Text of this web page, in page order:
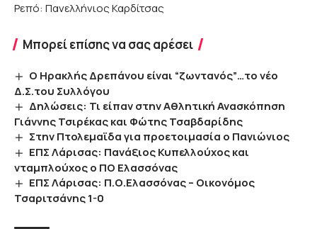
Ρεπό: Πανελλήνιος Καρδίτσας
Μπορεί επίσης να σας αρέσει
Ο Ηρακλής Δρεπάνου είναι “ζωντανός”…το νέο
Δ.Σ.του Συλλόγου
Δηλώσεις: Τι είπαν στην Αθλητική Ανασκόπηση
Γιάννης Τσιρέκας και Φώτης Τσαβδαρίδης
Στην Πτολεμαϊδα για προετοιμασία ο Πανιώνιος
ΕΠΣ Λάρισας: Πανάξιος Κυπελλούχος και
νταμπλούχος ο ΠΟ Ελασσόνας
ΕΠΣ Λάρισας: Π.Ο.Ελασσόνας – Οικονόμος
Τσαριτσάνης 1-0